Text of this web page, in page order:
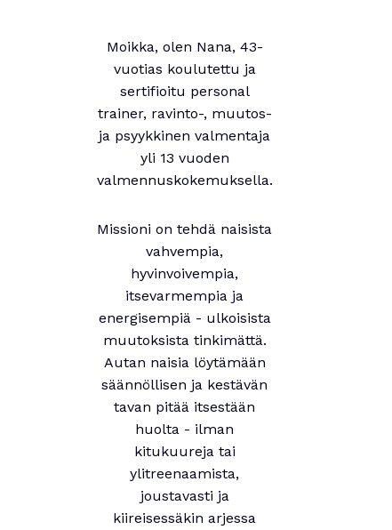
Moikka, olen Nana, 43-
vuotias koulutettu ja
sertifioitu personal
trainer, ravinto-, muutos-
ja psyykkinen valmentaja
yli 13 vuoden
valmennuskokemuksella.
Missioni on tehdä naisista
vahvempia,
hyvinvoivempia,
itsevarmempia ja
energisempiä - ulkoisista
muutoksista tinkimättä.
Autan naisia löytämään
säännöllisen ja kestävän
tavan pitää itsestään
huolta - ilman
kitukuureja tai
ylitreenaamista,
joustavasti ja
kiireisessäkin arjessa